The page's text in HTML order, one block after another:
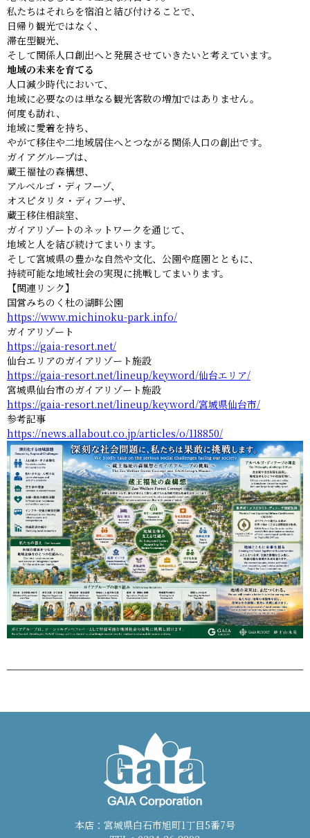
私たちはそれらを宿泊と結び付けることで、
日帰り観光ではなく、
滞在型観光、
そして関係人口創出へと発展させていきたいと考えています。
地域の未来を育てる
人口減少時代において、
地域に必要なのは単なる観光客数の増加ではありません。
何度も訪れ、
地域に愛着を持ち、
やがて移住や二地域居住へとつながる関係人口の創出です。
ガイアグループは、
蔵王福祉の森構想、
アルベルゴ・ディフーゾ、
オスピタリタ・ディフーザ、
蔵王移住相談室、
ガイアリゾートのネットワークを通じて、
地域と人を結び続けてまいります。
そして宮城県の豊かな自然や文化、公園や庭園とともに、
持続可能な地域社会の実現に挑戦してまいります。
【関連リンク】
国営みちのく杜の湖畔公園
https://www.michinoku-park.info/
ガイアリゾート
https://gaia-resort.net/
仙台エリアのガイアリゾート施設
https://gaia-resort.net/lineup/keyword/仙台エリア/
宮城県仙台市のガイアリゾート施設
https://gaia-resort.net/lineup/keyword/宮城県仙台市/
参考記事
https://news.allabout.co.jp/articles/o/118850/
本店：宮城県白石市旭町1丁目5番7号